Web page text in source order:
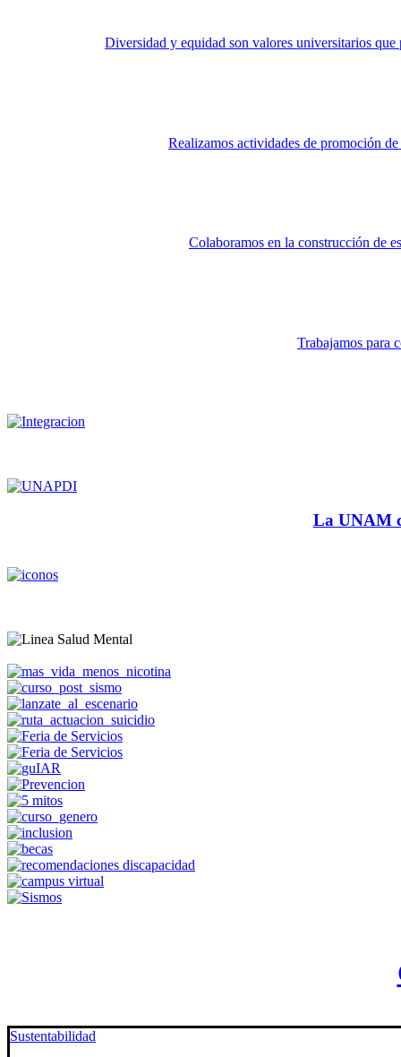
Diversidad y equidad son valores universitarios que
Realizamos actividades de promoción
Colaboramos en la construcción de
Trabajamos para
La UNAM
Sustentabilidad